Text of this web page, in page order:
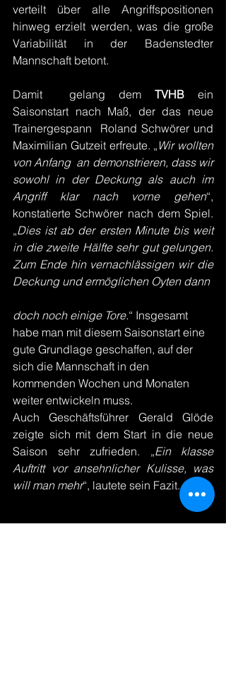
verteilt über alle Angriffspositionen
hinweg erzielt werden, was die große
Variabilität in der Badenstedter
Mannschaft betont.
Damit  gelang dem TVHB ein
Saisonstart nach Maß, der das neue
Trainergespann  Roland Schwörer und
Maximilian Gutzeit erfreute. „ Wir wollten
von Anfang  an demonstrieren, dass wir
sowohl in der Deckung als auch im
Angriff klar nach vorne gehen“,
konstatierte Schwörer nach dem Spiel.
„Dies ist ab der ersten Minute bis weit
in die zweite Hälfte sehr gut gelungen.
Zum Ende hin vernachlässigen wir die
Deckung und ermöglichen Oyten dann
doch noch einige Tore.“ Insgesamt
habe man mit diesem Saisonstart eine
gute Grundlage geschaffen, auf der
sich die Mannschaft in den
kommenden Wochen und Monaten
weiter entwickeln muss.
Auch Geschäftsführer Gerald Glöde
zeigte sich mit dem Start in die neue
Saison sehr zufrieden. „Ein klasse
Auftritt vor ansehnlicher Kulisse, was
will man mehr“, lautete sein Fazit.